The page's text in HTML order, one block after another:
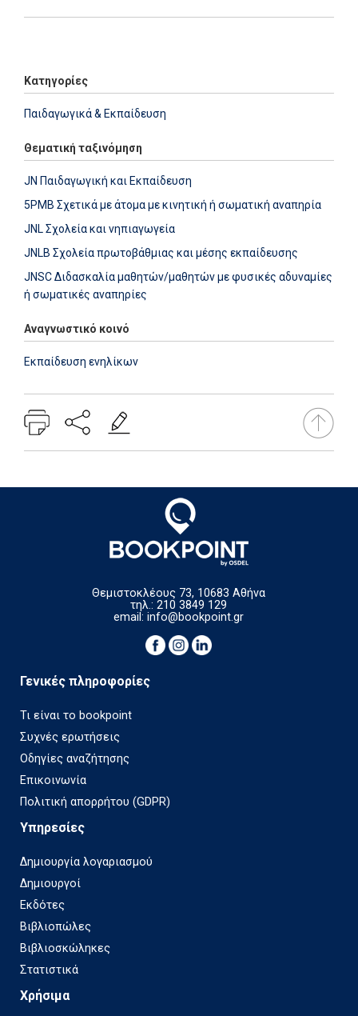
Κατηγορίες
Παιδαγωγικά & Εκπαίδευση
Θεματική ταξινόμηση
JN Παιδαγωγική και Εκπαίδευση
5PMB Σχετικά με άτομα με κινητική ή σωματική αναπηρία
JNL Σχολεία και νηπιαγωγεία
JNLB Σχολεία πρωτοβάθμιας και μέσης εκπαίδευσης
JNSC Διδασκαλία μαθητών/μαθητών με φυσικές αδυναμίες
ή σωματικές αναπηρίες
Αναγνωστικό κοινό
Εκπαίδευση ενηλίκων
Θεμιστοκλέους 73, 10683 Αθήνα
τηλ.: 210 3849 129
email:info@bookpoint.gr
Γενικές πληροφορίες
Τι είναι το bookpoint
Συχνές ερωτήσεις
Οδηγίες αναζήτησης
Επικοινωνία
Πολιτική απορρήτου (GDPR)
Υπηρεσίες
Δημιουργία λογαριασμού
Δημιουργοί
Εκδότες
Βιβλιοπώλες
Βιβλιοσκώληκες
Στατιστικά
Χρήσιμα